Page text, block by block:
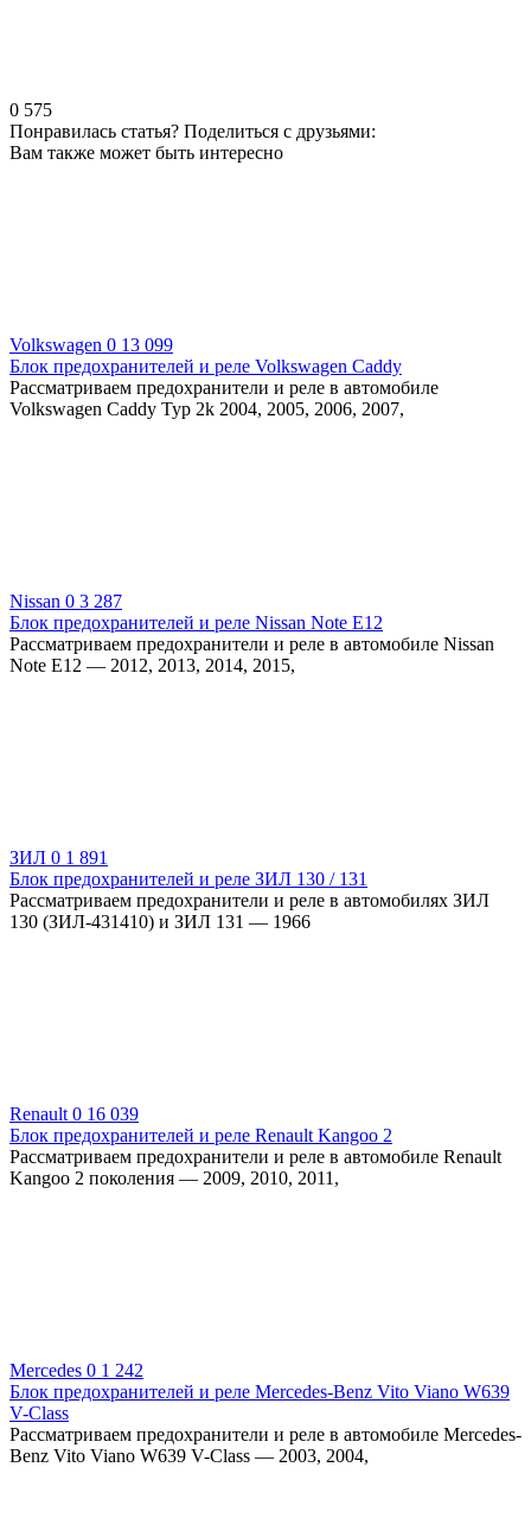
0 575
Понравилась статья? Поделиться с друзьями:
Вам также может быть интересно
Volkswagen 0 13 099
Блок предохранителей и реле Volkswagen Caddy
Рассматриваем предохранители и реле в автомобиле
Volkswagen Caddy Typ 2k 2004, 2005, 2006, 2007,
Nissan 0 3 287
Блок предохранителей и реле Nissan Note Е12
Рассматриваем предохранители и реле в автомобиле Nissan
Note Е12 — 2012, 2013, 2014, 2015,
ЗИЛ 0 1 891
Блок предохранителей и реле ЗИЛ 130 / 131
Рассматриваем предохранители и реле в автомобилях ЗИЛ
130 (ЗИЛ-431410) и ЗИЛ 131 — 1966
Renault 0 16 039
Блок предохранителей и реле Renault Kangoo 2
Рассматриваем предохранители и реле в автомобиле Renault
Kangoo 2 поколения — 2009, 2010, 2011,
Mercedes 0 1 242
Блок предохранителей и реле Mercedes-Benz Vito Viano W639
V-Class
Рассматриваем предохранители и реле в автомобиле Mercedes-
Benz Vito Viano W639 V-Class — 2003, 2004,